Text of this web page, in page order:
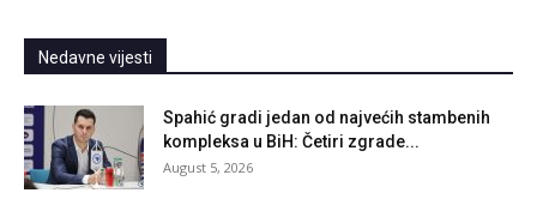
Nedavne vijesti
Spahić gradi jedan od najvećih stambenih
kompleksa u BiH: Četiri zgrade...
August 5, 2026